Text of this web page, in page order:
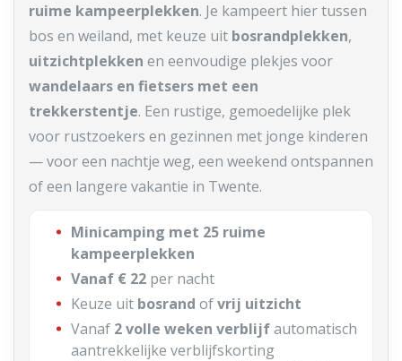
ruime kampeerplekken. Je kampeert hier tussen
bos en weiland, met keuze uit bosrandplekken,
uitzichtplekken en eenvoudige plekjes voor
wandelaars en fietsers met een
trekkerstentje. Een rustige, gemoedelijke plek
voor rustzoekers en gezinnen met jonge kinderen
— voor een nachtje weg, een weekend ontspannen
of een langere vakantie in Twente.
Minicamping met 25 ruime
kampeerplekken
Vanaf € 22 per nacht
Keuze uit bosrand ofvrij uitzicht
Vanaf 2 volle weken verblijfautomatisch
aantrekkelijke verblijfskorting